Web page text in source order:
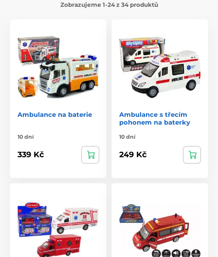
Zobrazujeme 1-24 z 34 produktů
Ambulance na baterie
10 dní
339 Kč
Ambulance s třecím
pohonem na baterky
10 dní
249 Kč